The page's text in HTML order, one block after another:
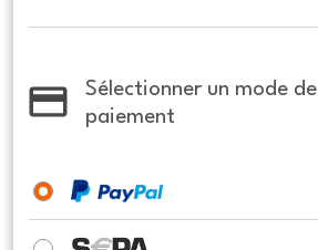
Sélectionner un mode de
paiement